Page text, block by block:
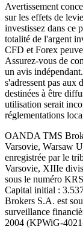
Avertissement
sur les effets de
investissez dans ce
totalité de l'argent
CFD et Forex
Assurez-vous de
un avis
s'adressent pas aux
destinées à être
utilisation serait
réglementations
OANDA TMS
Varsovie, Warsaw
enregistrée par le
Varsovie, XIIIe
sous le numéro
Capital initial :
Brokers S.A. est
surveillance
2004 (KPWiG-